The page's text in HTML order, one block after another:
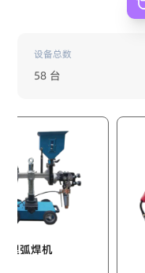
设备总数
58 台
机